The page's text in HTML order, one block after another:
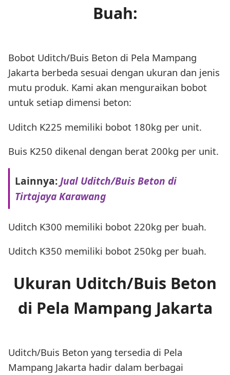
Buah:
Bobot Uditch/Buis Beton di Pela Mampang
Jakarta berbeda sesuai dengan ukuran dan jenis
mutu produk. Kami akan menguraikan bobot
untuk setiap dimensi beton:
Uditch K225 memiliki bobot 180kg per unit.
Buis K250 dikenal dengan berat 200kg per unit.
Lainnya:Jual Uditch/Buis Beton di
Tirtajaya Karawang
Uditch K300 memiliki bobot 220kg per buah.
Uditch K350 memiliki bobot 250kg per buah.
Ukuran Uditch/Buis Beton
di Pela Mampang Jakarta
Uditch/Buis Beton yang tersedia di Pela
Mampang Jakarta hadir dalam berbagai